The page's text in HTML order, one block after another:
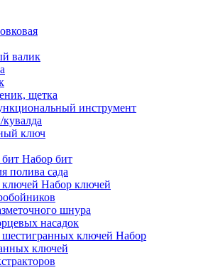
валик
щетка
инструмент
ключ
Набор бит
полива сада
Набор ключей
шнура
насадок
Набор
ключей